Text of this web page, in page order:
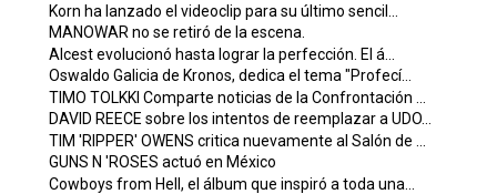
Korn ha lanzado el videoclip para su último sencil...
MANOWAR no se retiró de la escena.
Alcest evolucionó hasta lograr la perfección. El á...
Oswaldo Galicia de Kronos, dedica el tema "Profecí...
TIMO TOLKKI Comparte noticias de la Confrontación ...
DAVID REECE sobre los intentos de reemplazar a UDO...
TIM 'RIPPER' OWENS critica nuevamente al Salón de ...
GUNS N 'ROSES actuó en México
Cowboys from Hell, el álbum que inspiró a toda una...